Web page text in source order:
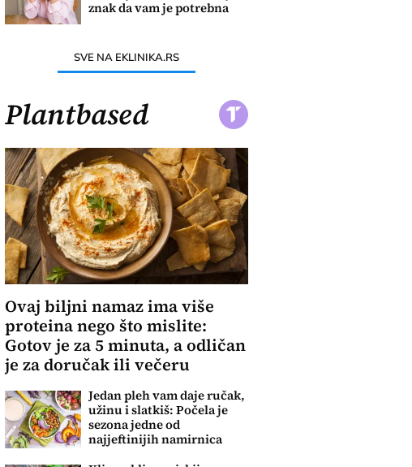
znak da vam je potrebna
SVE NA EKLINIKA.RS
Plantbased
Ovaj biljni namaz ima više
proteina nego što mislite:
Gotov je za 5 minuta, a odličan
je za doručak ili večeru
Jedan pleh vam daje ručak,
užinu i slatkiš: Počela je
sezona jedne od
najjeftinijih namirnica